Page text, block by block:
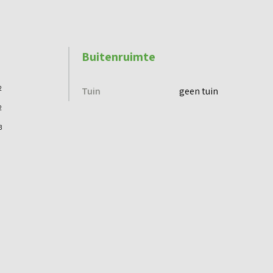
Buitenruimte
Tuin geen tuin